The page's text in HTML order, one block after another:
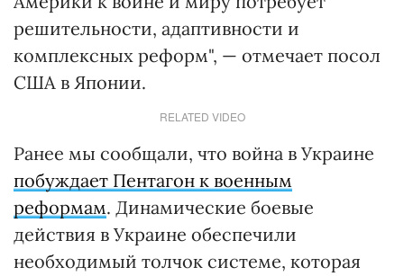
решительности, адаптивности и
комплексных реформ", — отмечает посол
США в Японии.
RELATED VIDEO
Ранее мы сообщали, что война в Украине
побуждает Пентагон к военным
реформам. Динамические боевые
действия в Украине обеспечили
необходимый толчок системе, которая